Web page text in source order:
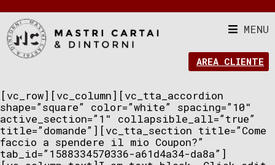
MENU
AREA CLIENTE
[vc_row][vc_column][vc_tta_accordion
shape=”square” color=”white” spacing=”10″
active_section=”1″ collapsible_all=”true”
title=”domande”][vc_tta_section title=”Come
faccio a spendere il mio Coupon?”
tab_id=”1588334570336-a61d4a34-da8a”]